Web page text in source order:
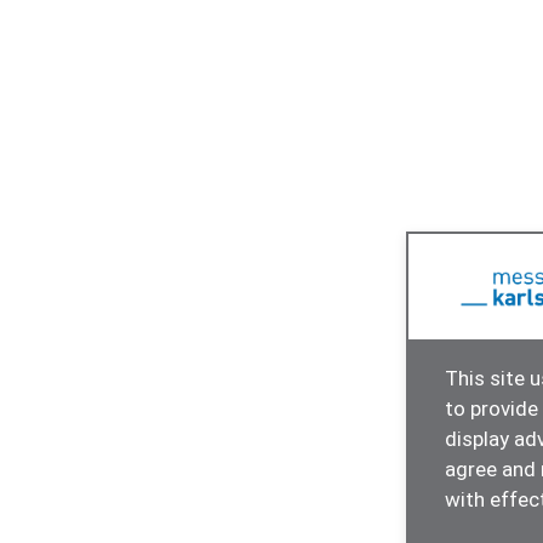
This site
to provide
display
agree
with